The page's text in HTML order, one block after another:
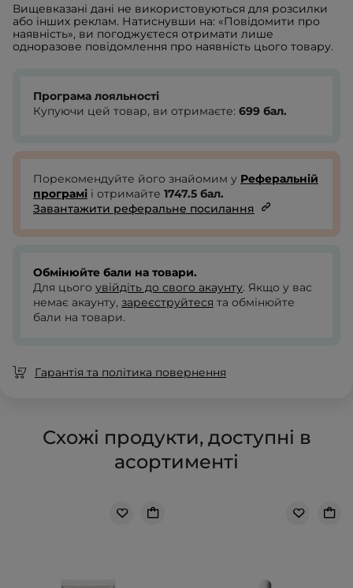
Вищевказані дані не використовуються для розсилки
або інших реклам. Натиснувши на: «Повідомити про
наявність», ви погоджуєтеся отримати лише
одноразове повідомлення про наявність цього товару.
Програма лояльності
Купуючи цей товар, ви отримаєте: 699 бал.
Порекомендуйте його знайомим у Реферальній
програмі і отримайте 1747.5 бал.
Завантажити реферальне посилання
Обмінюйте бали на товари.
Для цього увійдіть до свого акаунту. Якщо у вас
немає акаунту, зареєструйтеся та обмінюйте
бали на товари.
Гарантія та політика повернення
Схожі продукти, доступні в
асортименті